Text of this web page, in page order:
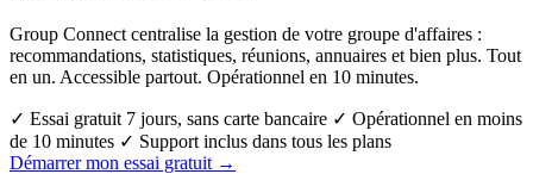
Group Connect centralise la gestion de votre groupe d'affaires :
recommandations, statistiques, réunions, annuaires et bien plus. Tout
en un. Accessible partout. Opérationnel en 10 minutes.
✓ Essai gratuit 7 jours, sans carte bancaire ✓ Opérationnel en moins
de 10 minutes ✓ Support inclus dans tous les plans
Démarrer mon essai gratuit →